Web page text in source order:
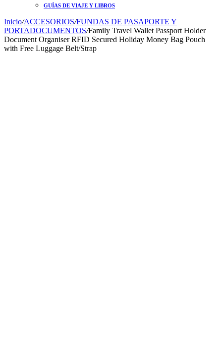
GUÍAS DE VIAJE Y LIBROS
Inicio/ACCESORIOS/FUNDAS DE PASAPORTE Y
PORTADOCUMENTOS/Family Travel Wallet Passport Holder
Document Organiser RFID Secured Holiday Money Bag Pouch
with Free Luggage Belt/Strap